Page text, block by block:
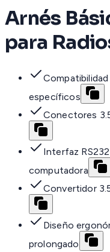
Arnés
para
específicos
Conectores
Interfaz
computadora
Convertidor
Diseño
prolongado